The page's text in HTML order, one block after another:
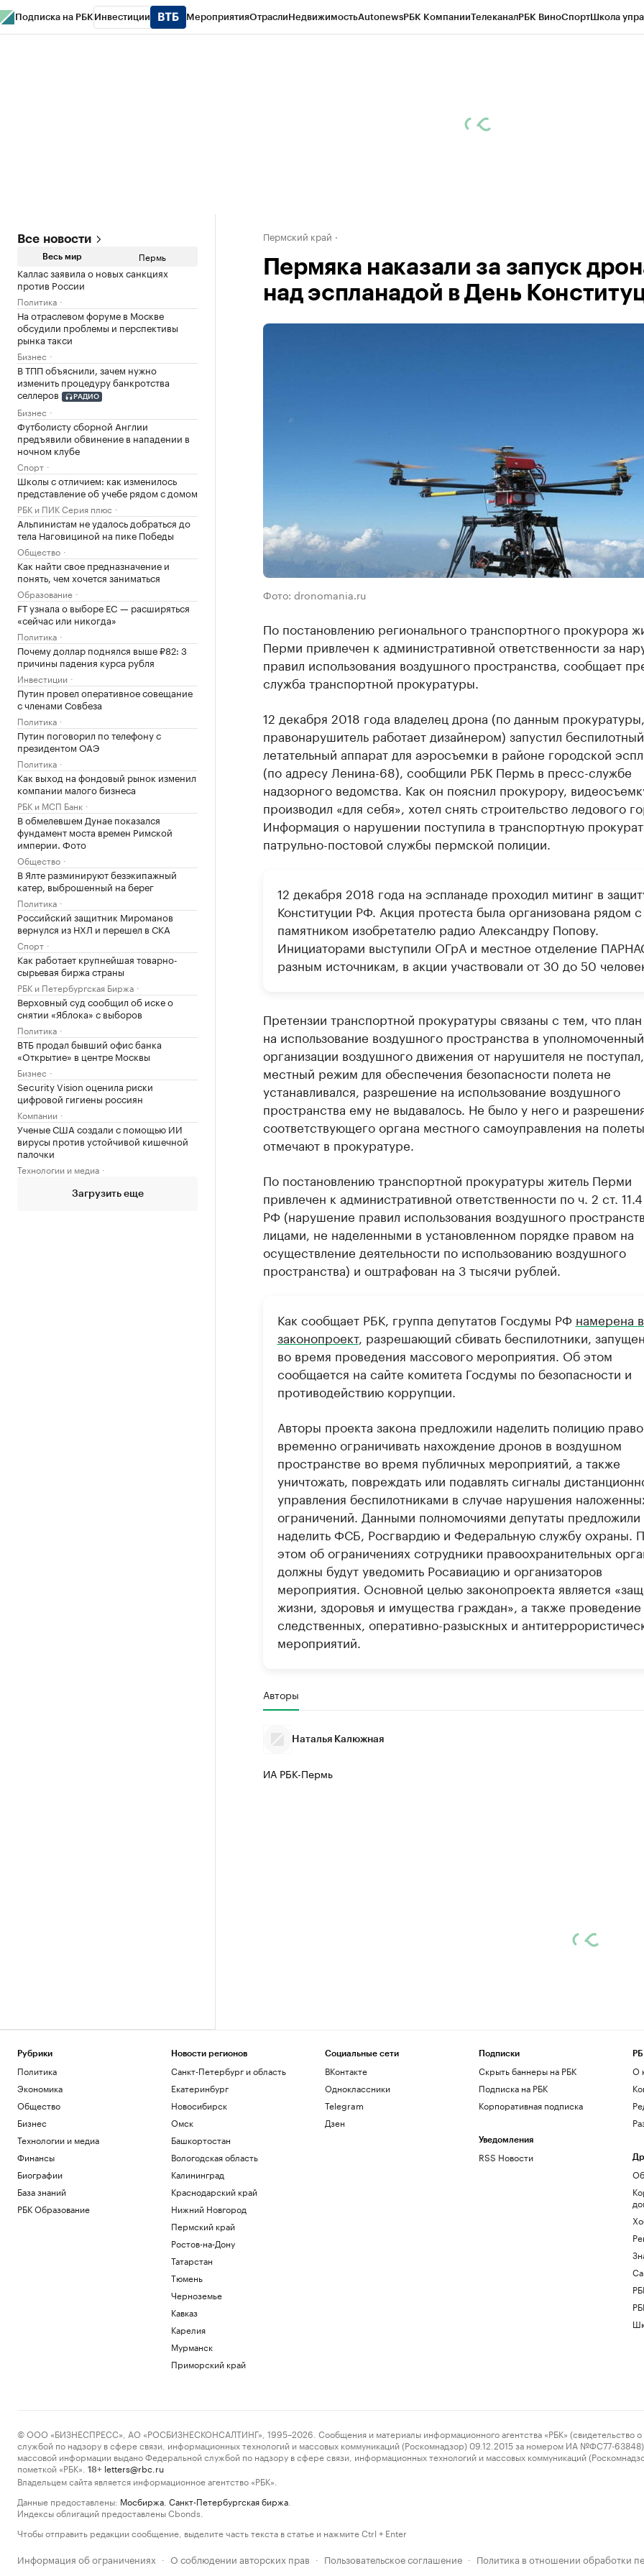
Подписка на РБК Инвестиции МероприятияОтраслиНедвижимостьAutonewsРБК КомпанииТелеканалРБК ВиноСпортШкола
Все новости
Весь мир Пермь
Каллас заявила о новых санкциях
против России
Политика
На отраслевом форуме в Москве
обсудили проблемы и перспективы
рынка такси
Бизнес
В ТПП объяснили, зачем нужно
изменить процедуру банкротства
селлеров
РАДИО
Бизнес
Футболисту сборной Англии
предъявили обвинение в нападении в
ночном клубе
Спорт
Школы с отличием: как изменилось
представление об учебе рядом с домом
РБК и ПИК Серия плюс
Альпинистам не удалось добраться до
тела Наговициной на пике Победы
Общество
Как найти свое предназначение и
понять, чем хочется заниматься
Образование
FT узнала о выборе ЕС — расширяться
«сейчас или никогда»
Политика
Почему доллар поднялся выше ₽82: 3
причины падения курса рубля
Инвестиции
Путин провел оперативное совещание
с членами Совбеза
Политика
Путин поговорил по телефону с
президентом ОАЭ
Политика
Как выход на фондовый рынок изменил
компании малого бизнеса
РБК и МСП Банк
В обмелевшем Дунае показался
фундамент моста времен Римской
империи. Фото
Общество
В Ялте разминируют безэкипажный
катер, выброшенный на берег
Политика
Российский защитник Мироманов
вернулся из НХЛ и перешел в СКА
Спорт
Как работает крупнейшая товарно-
сырьевая биржа страны
РБК и Петербургская Биржа
Верховный суд сообщил об иске о
снятии «Яблока» с выборов
Политика
ВТБ продал бывший офис банка
«Открытие» в центре Москвы
Бизнес
Security Vision оценила риски
цифровой гигиены россиян
Компании
Ученые США создали с помощью ИИ
вирусы против устойчивой кишечной
палочки
Технологии и медиа
Загрузить еще
Пермский край
Пермяка наказали за запуск
над эспланадой в День
Фото: dronomania.ru
По постановлению регионального транспортного прокурора
Перми привлечен к административной ответственности за
правил использования воздушного пространства, сообщает
служба транспортной прокуратуры.
12 декабря 2018 года владелец дрона (по данным прокуратуры,
правонарушитель работает дизайнером) запустил беспилотный
летательный аппарат для аэросъемки в районе городской
(по адресу Ленина-68), сообщили РБК Пермь в пресс-службе
надзорного ведомства. Как он пояснил прокурору,
производил «для себя», хотел снять строительство ледового
Информация о нарушении поступила в транспортную
патрульно-постовой службы пермской полиции.
12 декабря 2018 года на эспланаде проходил митинг в
Конституции РФ. Акция протеста была организована рядом с
памятником изобретателю радио Александру Попову.
Инициаторами выступили ОГрА и местное отделение
разным источникам, в акции участвовали от 30 до 50
Претензии транспортной прокуратуры связаны с тем, что
на использование воздушного пространства в
организации воздушного движения от нарушителя не поступал,
местный режим для обеспечения безопасности полета не
устанавливался, разрешение на использование воздушного
пространства ему не выдавалось. Не было у него и
соответствующего органа местного самоуправления на
отмечают в прокуратуре.
По постановлению транспортной прокуратуры житель Перми
привлечен к административной ответственности по ч. 2 ст.
РФ (нарушение правил использования воздушного
лицами, не наделенными в установленном порядке правом на
осуществление деятельности по использованию воздушного
пространства) и оштрафован на 3 тысячи рублей.
Как сообщает РБК, группа депутатов Госдумы РФ намерена
законопроект, разрешающий сбивать беспилотники,
во время проведения массового мероприятия. Об этом
сообщается на сайте комитета Госдумы по безопасности и
противодействию коррупции.
Авторы проекта закона предложили наделить полицию
временно ограничивать нахождение дронов в воздушном
пространстве во время публичных мероприятий, а также
уничтожать, повреждать или подавлять сигналы
управления беспилотниками в случае нарушения
ограничений. Данными полномочиями депутаты предложили
наделить ФСБ, Росгвардию и Федеральную службу охраны.
этом об ограничениях сотрудники правоохранительных
должны будут уведомить Росавиацию и организаторов
мероприятия. Основной целью законопроекта является
жизни, здоровья и имущества граждан», а также проведение
следственных, оперативно-разыскных и
мероприятий.
Авторы
Наталья Калюжная
ИА РБК-Пермь
Рубрики
Политика
Экономика
Общество
Бизнес
Технологии и медиа
Финансы
Биографии
База знаний
РБК Образование
Новости регионов
Санкт-Петербург и область
Екатеринбург
Новосибирск
Омск
Башкортостан
Вологодская область
Калининград
Краснодарский край
Нижний Новгород
Пермский край
Ростов-на-Дону
Татарстан
Тюмень
Черноземье
Кавказ
Карелия
Мурманск
Приморский край
Социальные сети
ВКонтакте
Одноклассники
Telegram
Дзен
Подписки
Скрыть баннеры на РБК
Подписка на РБК
Корпоративная подписка
Уведомления
RSS Новости
О
© ООО «БИЗНЕСПРЕСС», АО «РОСБИЗНЕСКОНСАЛТИНГ», 1995–2026. Сообщения и материалы информационного агентства «РБК» (свидетельство о
службой по надзору в сфере связи, информационных технологий и массовых коммуникаций (Роскомнадзор) 09.12.2015 за номером ИА №ФС77-63848)
массовой информации выдано Федеральной службой по надзору в сфере связи, информационных технологий и массовых коммуникаций
пометкой «РБК».
18+ letters@rbc.ru
Владельцем сайта является информационное агентство «РБК».
Данные предоставлены: Мосбиржа Санкт-Петербургская биржа
Индексы облигаций предоставлены Cbonds.
Чтобы отправить редакции сообщение, выделите часть текста в статье и нажмите Ctrl + Enter
Информация об ограничениях · О соблюдении авторских прав · Пользовательское соглашение · Политика в отношении обработки